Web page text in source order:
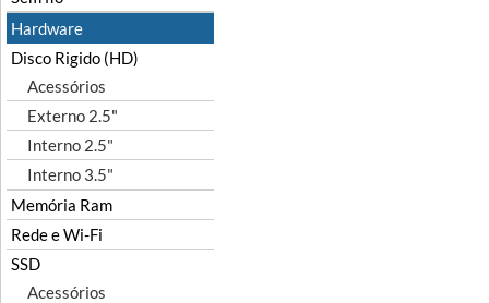
Hardware
Disco Rigido (HD)
Acessórios
Externo 2.5"
Interno 2.5"
Interno 3.5"
Memória Ram
Rede e Wi-Fi
SSD
Acessórios